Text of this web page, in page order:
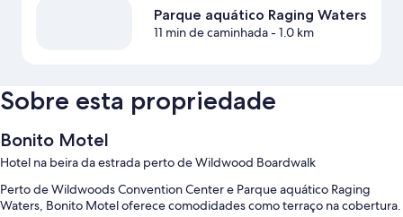
Parque aquático Raging Waters
11 min de caminhada- 1.0 km
Sobre esta propriedade
Bonito Motel
Hotel na beira da estrada perto de Wildwood Boardwalk
Perto de Wildwoods Convention Center e Parque aquático Raging
Waters, Bonito Motel oferece comodidades como terraço na cobertura.